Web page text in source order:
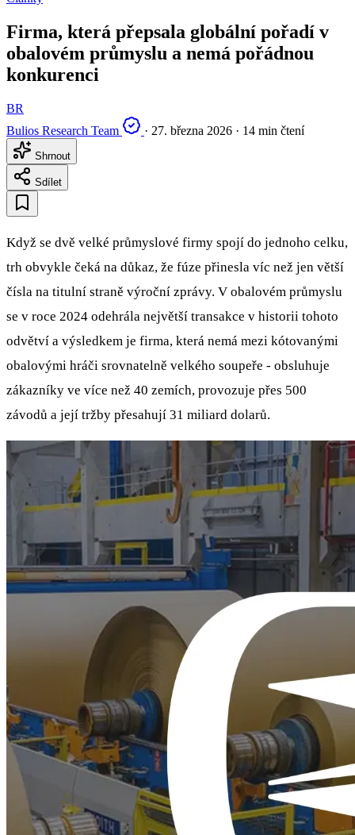
Firma, která přepsala globální pořadí v
obalovém průmyslu a nemá pořádnou
konkurenci
BR
Bulios Research Team
· 27. března 2026 · 14 min čtení
Shrnout
Sdílet
Když se dvě velké průmyslové firmy spojí do jednoho celku,
trh obvykle čeká na důkaz, že fúze přinesla víc než jen větší
čísla na titulní straně výroční zprávy. V obalovém průmyslu
se v roce 2024 odehrála největší transakce v historii tohoto
odvětví a výsledkem je firma, která nemá mezi kótovanými
obalovými hráči srovnatelně velkého soupeře - obsluhuje
zákazníky ve více než 40 zemích, provozuje přes 500
závodů a její tržby přesahují 31 miliard dolarů.